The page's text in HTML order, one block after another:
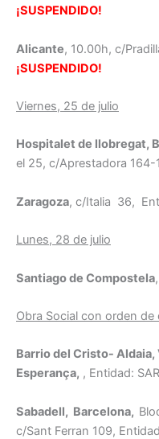
¡SUSPENDIDO!
Alicante, 10.00h, c/
¡SUSPENDIDO!
Viernes, 25 de julio
Hospitalet de llobregat,
el 25, c/Aprestadora 164-
Zaragoza, c/Italia 36,
Lunes, 28 de julio
Santiago de Compostela
Obra Social con orden de
Barrio del Cristo- Aldaia,
Esperança, , Entidad:
Sabadell, Barcelona,
c/Sant Ferran 109,